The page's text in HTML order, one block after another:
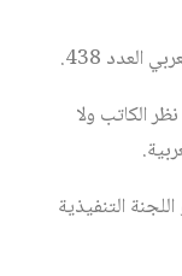
438.
الكاتب ولا
التنفيذية